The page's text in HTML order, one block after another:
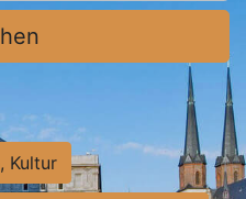
Kultur